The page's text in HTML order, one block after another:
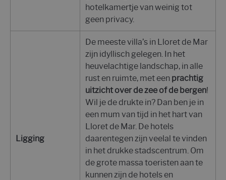
hotelkamertje van weinig tot
geen privacy.
Ligging
De meeste villa’s in Lloret de Mar
zijn idyllisch gelegen. In het
heuvelachtige landschap, in alle
rust en ruimte, met een prachtig
uitzicht over de zee of de bergen!
Wil je de drukte in? Dan ben je in
een mum van tijd in het hart van
Lloret de Mar. De hotels
daarentegen zijn veelal te vinden
in het drukke stadscentrum. Om
de grote massa toeristen aan te
kunnen zijn de hotels en